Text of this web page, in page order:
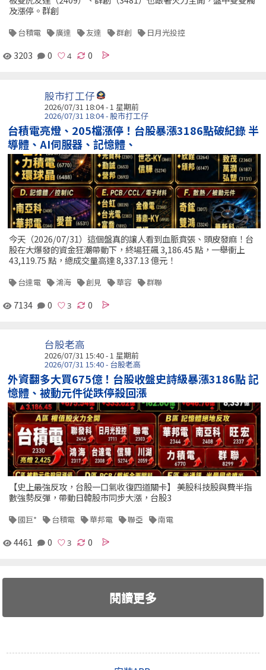
及漲停。群創
台積電 廣達 友達 群創 日月光投控
3203 0 0
股市打工仔
2026/07/31 18:04 - 1 星期前
2026/07/31 18:04 - 股市打工仔
台積電亮燈、205檔漲停！台股暴漲3186點破紀錄 半
導體、AI伺服器、記憶體、
今天（2026/07/31）這個盤真的讓人看到血脈賁張、頭皮發麻！台
股在大爆發的資金狂潮帶動下，終場狂飆 3,186.45 點，一舉衝上
43,119.75 點，總成交量高達 8,337.13 億元！
台達電 鴻海 創見 華容 群聯
7134 0 0
台股老高
2026/07/31 15:40 - 1 星期前
2026/07/31 15:40 - 台股老高
外資翻多大買675億！台股收盤史詩級暴漲3186點 記
憶體、被動元件從跌停殺回漲
【史上最強反攻，台股一口氣收復四道關卡】 美股科技股與費半指
數強勢反彈，帶動日韓股市同步大漲，台股3
國巨* 台積電 華邦電 聯亞 南電
4461 0 0
閱讀更多